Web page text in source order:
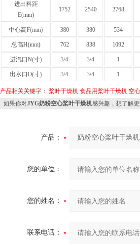
进出料距
E(mm)
1752 2540 2768
中心高F(mm) 380 380 534
总高H(mm) 762 838 1092
进汽口N(寸) 3/4 3/4 1
出水口O(寸) 3/4 3/4 1
产品相关关键字： 桨叶干燥机 食品用桨叶干燥机 空
如果你对JYG奶粉空心桨叶干燥机感兴趣，想了解
产品：
您的单位：
您的姓名：
联系电话：